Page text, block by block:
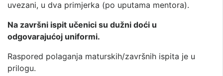
uvezani, u dva primjerka (po uputama mentora).
Na završni ispit učenici su dužni doći u
odgovarajućoj uniformi.
Raspored polaganja maturskih/završnih ispita je u
prilogu.